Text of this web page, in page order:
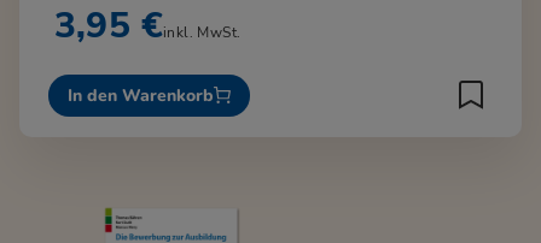
3,95 €inkl. MwSt.
In den Warenkorb